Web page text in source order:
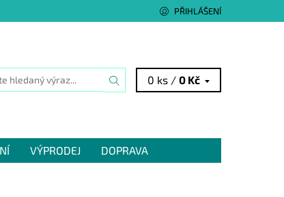
PŘIHLÁŠENÍ
0 ks /0 Kč
VÝPRODEJ
DOPRAVA